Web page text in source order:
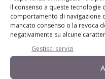
Il consenso a queste
comportamento di navigazione
mancato consenso o la revoca
negativamente su alcune
Gestisci servizi
maggior parte del tempo.
almeno 1 m2di nido e
termico: la temperatura
settimana di vita dei
Tuttavia, dato che oltre al